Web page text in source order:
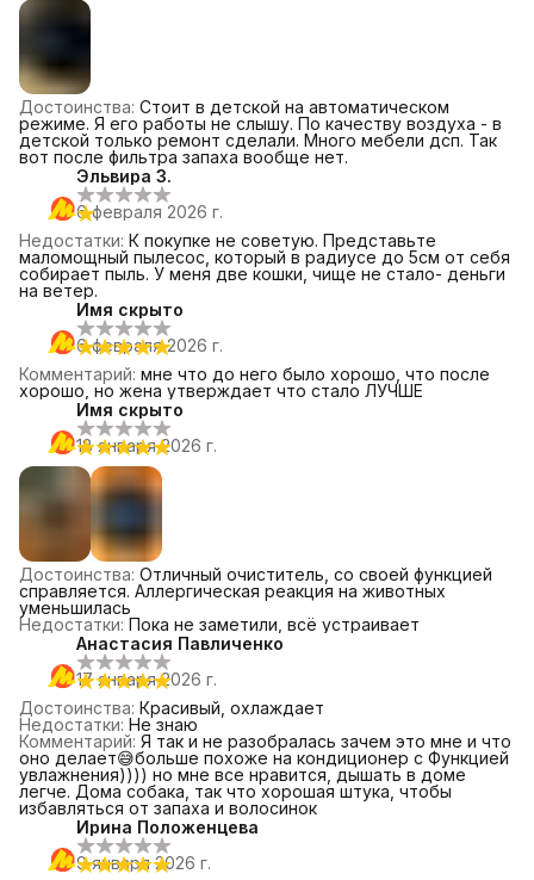
Достоинства: Стоит в детской на автоматическом
режиме. Я его работы не слышу. По качеству воздуха - в
детской только ремонт сделали. Много мебели дсп. Так
вот после фильтра запаха вообще нет.
Эльвира З.
6 февраля 2026 г.
Недостатки: К покупке не советую. Представьте
маломощный пылесос, который в радиусе до 5см от себя
собирает пыль. У меня две кошки, чище не стало- деньги
на ветер.
Имя скрыто
6 февраля 2026 г.
Комментарий: мне что до него было хорошо, что после
хорошо, но жена утверждает что стало ЛУЧШЕ
Имя скрыто
18 января 2026 г.
Достоинства: Отличный очиститель, со своей функцией
справляется. Аллергическая реакция на животных
уменьшилась
Недостатки: Пока не заметили, всё устраивает
Анастасия Павличенко
17 января 2026 г.
Достоинства: Красивый, охлаждает
Недостатки: Не знаю
Комментарий: Я так и не разобралась зачем это мне и что
оно делает😅больше похоже на кондиционер с Функцией
увлажнения)))) но мне все нравится, дышать в доме
легче. Дома собака, так что хорошая штука, чтобы
избавляться от запаха и волосинок
Ирина Положенцева
9 января 2026 г.